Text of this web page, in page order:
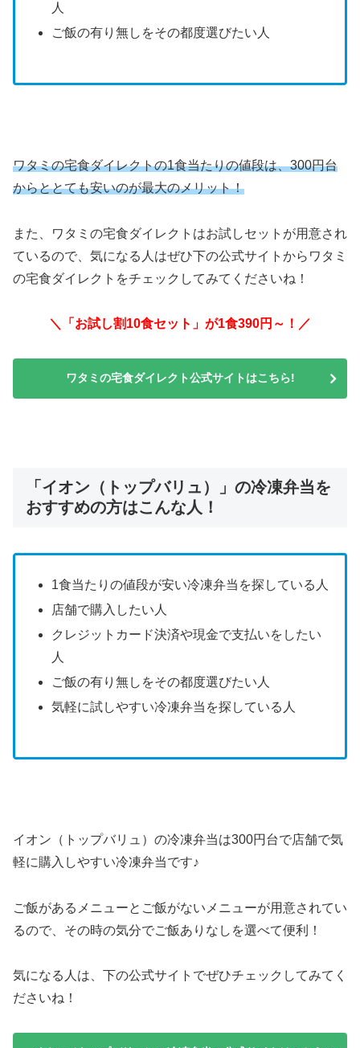
人
ご飯の有り無しをその都度選びたい人
ワタミの宅食ダイレクトの1食当たりの値段は、300円台
からととても安いのが最大のメリット！
また、ワタミの宅食ダイレクトはお試しセットが用意され
ているので、気になる人はぜひ下の公式サイトからワタミ
の宅食ダイレクトをチェックしてみてくださいね！
＼「お試し割10食セット」が1食390円～！／
ワタミの宅食ダイレクト公式サイトはこちら!
「イオン（トップバリュ）」の冷凍弁当を
おすすめの方はこんな人！
1食当たりの値段が安い冷凍弁当を探している人
店舗で購入したい人
クレジットカード決済や現金で支払いをしたい
人
ご飯の有り無しをその都度選びたい人
気軽に試しやすい冷凍弁当を探している人
イオン（トップバリュ）の冷凍弁当は300円台で店舗で気
軽に購入しやすい冷凍弁当です♪
ご飯があるメニューとご飯がないメニューが用意されてい
るので、その時の気分でご飯ありなしを選べて便利！
気になる人は、下の公式サイトでぜひチェックしてみてく
ださいね！